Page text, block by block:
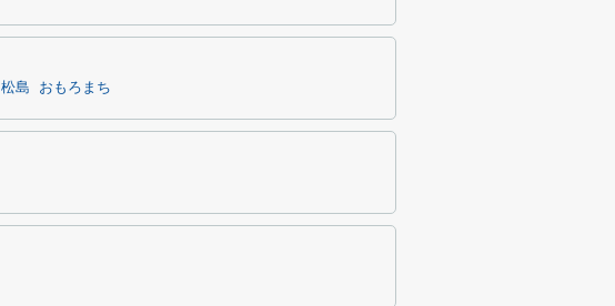
松島 おもろまち